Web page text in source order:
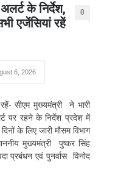
के निर्देश,
एजेंसियां रहें
0
6, 2026
सीएम मुख्यमंत्री ने भारी
पर रहने के निर्देश प्रदेश में
के लिए जारी मौसम विभाग
मुख्यमंत्री पुष्कर सिंह
प्रबंधन एवं पुनर्वास विनोद